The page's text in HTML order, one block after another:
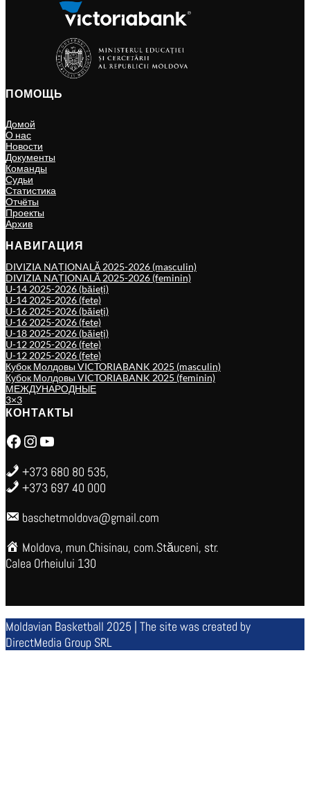
ПОМОЩЬ
Домой
О нас
Новости
Документы
Команды
Судьи
Статистика
Отчёты
Проекты
Архив
НАВИГАЦИЯ
DIVIZIA NAȚIONALĂ 2025-2026 (masculin)
DIVIZIA NAȚIONALĂ 2025-2026 (feminin)
U-14 2025-2026 (băieți)
U-14 2025-2026 (fete)
U-16 2025-2026 (băieți)
U-16 2025-2026 (fete)
U-18 2025-2026 (băieți)
U-12 2025-2026 (fete)
U-12 2025-2026 (fete)
Кубок Молдовы VICTORIABANK 2025 (masculin)
Кубок Молдовы VICTORIABANK 2025 (feminin)
МЕЖДУНАРОДНЫЕ
3×3
КОНТАКТЫ
Facebook Instagram YouTube
+373 680 80 535,
+373 697 40 000
baschetmoldova@gmail.com
Moldova, mun.Chisinau, com.Stăuceni, str.
Calea Orheiului 130
Moldavian Basketball 2025 | The site was created by
DirectMedia Group SRL